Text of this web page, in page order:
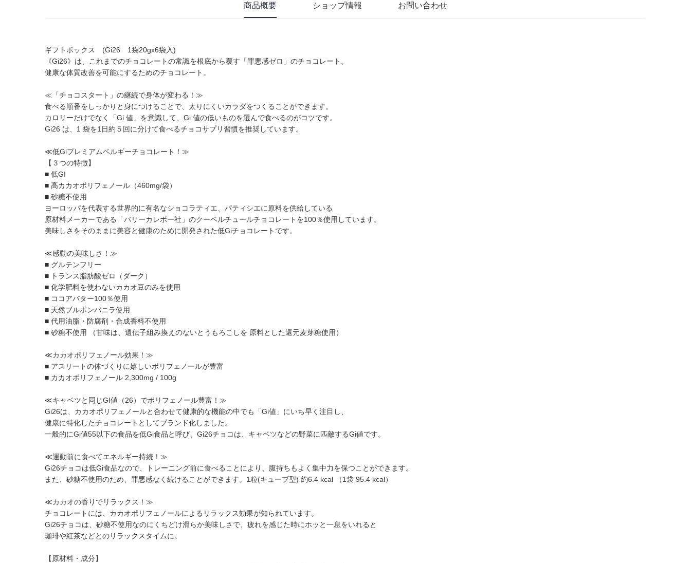
商品概要 ショップ情報 お問い合わせ
ギフトボックス (Gi26 1袋20gx6袋入)
《Gi26》は、これまでのチョコレートの常識を根底から覆す「罪悪感ゼロ」のチョコレート。
健康な体質改善を可能にするためのチョコレート。
≪「チョコスタート」の継続で身体が変わる！≫
食べる順番をしっかりと身につけることで、太りにくいカラダをつくることができます。
カロリーだけでなく「Gi 値」を意識して、Gi 値の低いものを選んで食べるのがコツです。
Gi26 は、1 袋を1日約５回に分けて食べるチョコサプリ習慣を推奨しています。
≪低Giプレミアムベルギーチョコレート！≫
【３つの特徴】
■ 低GI
■ 高カカオポリフェノール（460mg/袋）
■ 砂糖不使用
ヨーロッパを代表する世界的に有名なショコラティエ、パティシエに原料を供給している
原材料メーカーである「バリーカレボー社」のクーベルチュールチョコレートを100％使用しています。
美味しさをそのままに美容と健康のために開発された低Giチョコレートです。
≪感動の美味しさ！≫
■ グルテンフリー
■ トランス脂肪酸ゼロ（ダーク）
■ 化学肥料を使わないカカオ豆のみを使用
■ ココアバター100％使用
■ 天然ブルボンバニラ使用
■ 代用油脂・防腐剤・合成香料不使用
■ 砂糖不使用 （甘味は、遺伝子組み換えのないとうもろこしを 原料とした還元麦芽糖使用）
≪カカオポリフェノール効果！≫
■ アスリートの体づくりに嬉しいポリフェノールが豊富
■ カカオポリフェノール 2,300mg / 100g
≪キャベツと同じGI値（26）でポリフェノール豊富！≫
Gi26は、カカオポリフェノールと合わせて健康的な機能の中でも「Gi値」にいち早く注目し、
健康に特化したチョコレートとしてブランド化しました。
一般的にGi値55以下の食品を低Gi食品と呼び、Gi26チョコは、キャベツなどの野菜に匹敵するGi値です。
≪運動前に食べてエネルギー持続！≫
Gi26チョコは低Gi食品なので、トレーニング前に食べることにより、腹持ちもよく集中力を保つことができます。
また、砂糖不使用のため、罪悪感なく続けることができます。1粒(キューブ型) 約6.4 kcal （1袋 95.4 kcal）
≪カカオの香りでリラックス！≫
チョコレートには、カカオポリフェノールによるリラックス効果が知られています。
Gi26チョコは、砂糖不使用なのにくちどけ滑らか美味しさで、疲れを感じた時にホッと一息をいれると
珈琲や紅茶などとのリラックスタイムに。
【原材料・成分】